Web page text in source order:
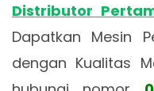
Distributor
Dapatkan Mesin
dengan Kualitas